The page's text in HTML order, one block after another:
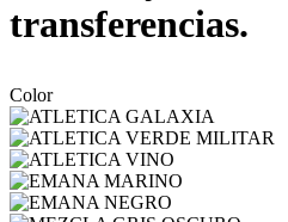
transferencias.
Color